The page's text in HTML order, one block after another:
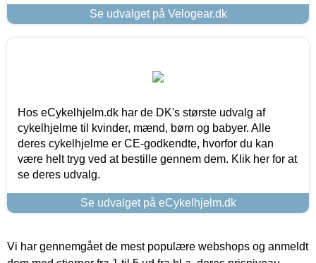
Se udvalget på Velogear.dk
Hos eCykelhjelm.dk har de DK's største udvalg af
cykelhjelme til kvinder, mænd, børn og babyer. Alle
deres cykelhjelme er CE-godkendte, hvorfor du kan
være helt tryg ved at bestille gennem dem. Klik her for at
se deres udvalg.
Se udvalget på eCykelhjelm.dk
Vi har gennemgået de mest populære webshops og anmeldt